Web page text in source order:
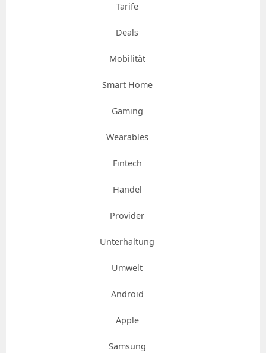
Tarife
Deals
Mobilität
Smart Home
Gaming
Wearables
Fintech
Handel
Provider
Unterhaltung
Umwelt
Android
Apple
Samsung